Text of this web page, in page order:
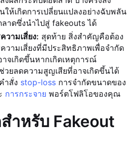
ให้เกิดการเปลี่ยนแปลงอย่างฉับพลัน
าดซึ่งนำไปสู่ fakeouts ได้
วามเสี่ยง: สุดท้าย สิ่งสำคัญคือต้อง
วามเสี่ยงที่มีประสิทธิภาพเพื่อจำกัด
จเกิดขึ้นหากเกิดเหตุการณ์
วยลดความสูญเสียที่อาจเกิดขึ้นได้
ำสั่ง stop-loss การจำกัดขนาดของ
การกระจาย พอร์ตโฟลิโอของคุณ
ำหรับ Fakeout